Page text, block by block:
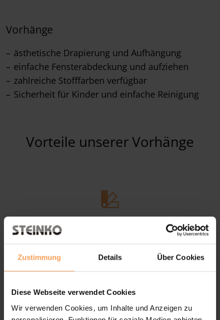
Zustimmung Details Über Cookies
Diese Webseite verwendet Cookies
Wir verwenden Cookies, um Inhalte und Anzeigen zu
Vorhänge
ästhetische Drapierung und Aufhängung
einfache Fensterabdeckung und aufziehen
zahlreiche Stofffarben verfügbar
Sicherheit für Kinder und einfache Reinigung
Vorteile unserer Vorhänge
Vielseitige Befestigungsmöglichkeiten:
Fensternischen, Wände und Decke
Verschiedene Materialien wie Baumwolle, Seide,